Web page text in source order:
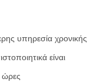
υπηρεσία χρονικής
είναι
ώρες